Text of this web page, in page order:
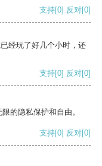
支持[0] 反对[0]
经玩了好几个小时，还
支持[0] 反对[0]
的隐私保护和自由。
支持[0] 反对[0]